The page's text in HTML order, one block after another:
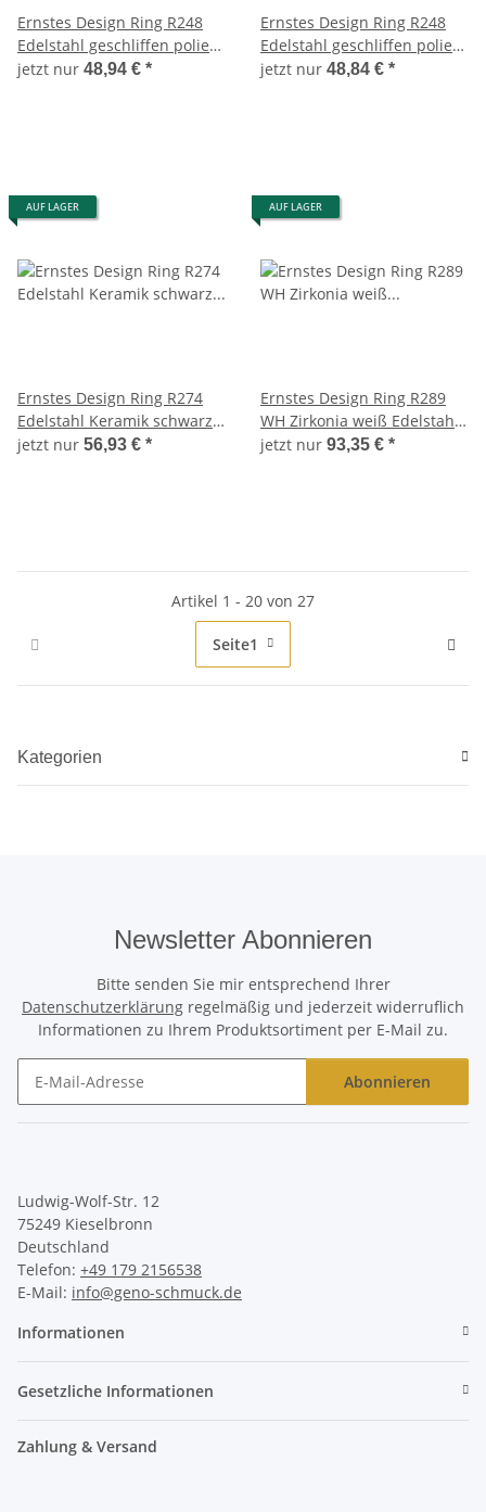
Ernstes Design Ring R248
Edelstahl geschliffen poliert
10 mm Weite 56 Neu Top
jetzt nur 48,94 € *
Ernstes Design Ring R248
Edelstahl geschliffen poliert
10mm Weite 56
jetzt nur 48,84 € *
AUF LAGER
Ernstes Design Ring R274
Edelstahl Keramik schwarz
Auflage Weite 60 Keramic
jetzt nur 56,93 € *
AUF LAGER
Ernstes Design Ring R289
WH Zirkonia weiß Edelstahl
poliert 3 mm Weite 55
jetzt nur 93,35 € *
Artikel 1 - 20 von 27
Seite1
Kategorien
Newsletter Abonnieren
Bitte senden Sie mir entsprechend Ihrer
Datenschutzerklärung regelmäßig und jederzeit widerruflich
Informationen zu Ihrem Produktsortiment per E-Mail zu.
Abonnieren
Ludwig-Wolf-Str. 12
75249 Kieselbronn
Deutschland
Telefon: +49 179 2156538
E-Mail: info@geno-schmuck.de
Informationen
Gesetzliche Informationen
Zahlung & Versand